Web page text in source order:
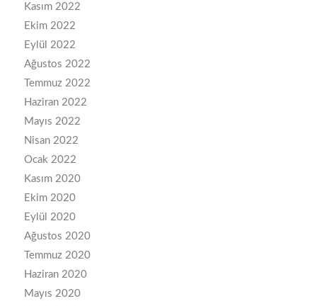
Kasım 2022
Ekim 2022
Eylül 2022
Ağustos 2022
Temmuz 2022
Haziran 2022
Mayıs 2022
Nisan 2022
Ocak 2022
Kasım 2020
Ekim 2020
Eylül 2020
Ağustos 2020
Temmuz 2020
Haziran 2020
Mayıs 2020